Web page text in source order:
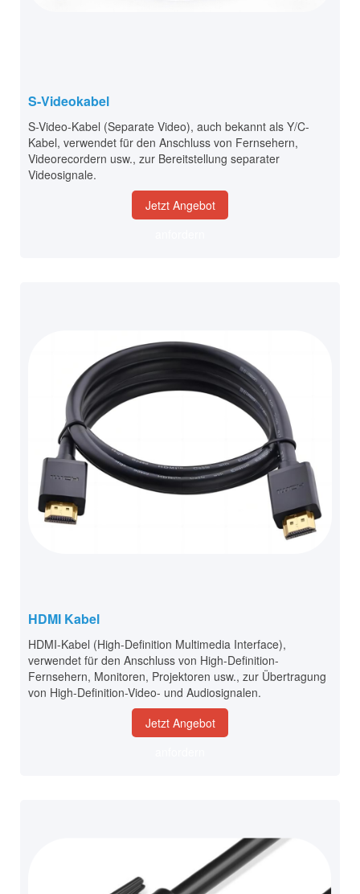
S-Videokabel
S-Video-Kabel (Separate Video), auch bekannt als Y/C-
Kabel, verwendet für den Anschluss von Fernsehern,
Videorecordern usw., zur Bereitstellung separater
Videosignale.
Jetzt Angebot
HDMI Kabel
HDMI-Kabel (High-Definition Multimedia Interface),
verwendet für den Anschluss von High-Definition-
Fernsehern, Monitoren, Projektoren usw., zur Übertragung
von High-Definition-Video- und Audiosignalen.
Jetzt Angebot